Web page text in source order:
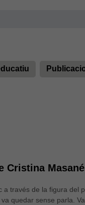
Cristina
través de la figura del
quedar sense parla.